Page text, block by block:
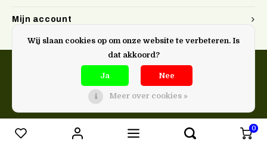
0
Mijn account
Vergelijk producten 0
Wij slaan cookies op om onze website te verbeteren. Is
dat akkoord?
Ja Nee
Meer over cookies »